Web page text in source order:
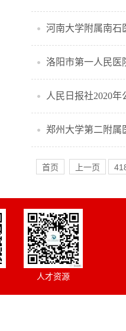
河南大学附属南石
洛阳市第一人民医
人民日报社2020
郑州大学第二附属
首页 上一页
人才资源